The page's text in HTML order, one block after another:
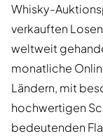
Whisky-
verkauften
weltweit
monatliche
Ländern, mit
hochwertigen
bedeutenden